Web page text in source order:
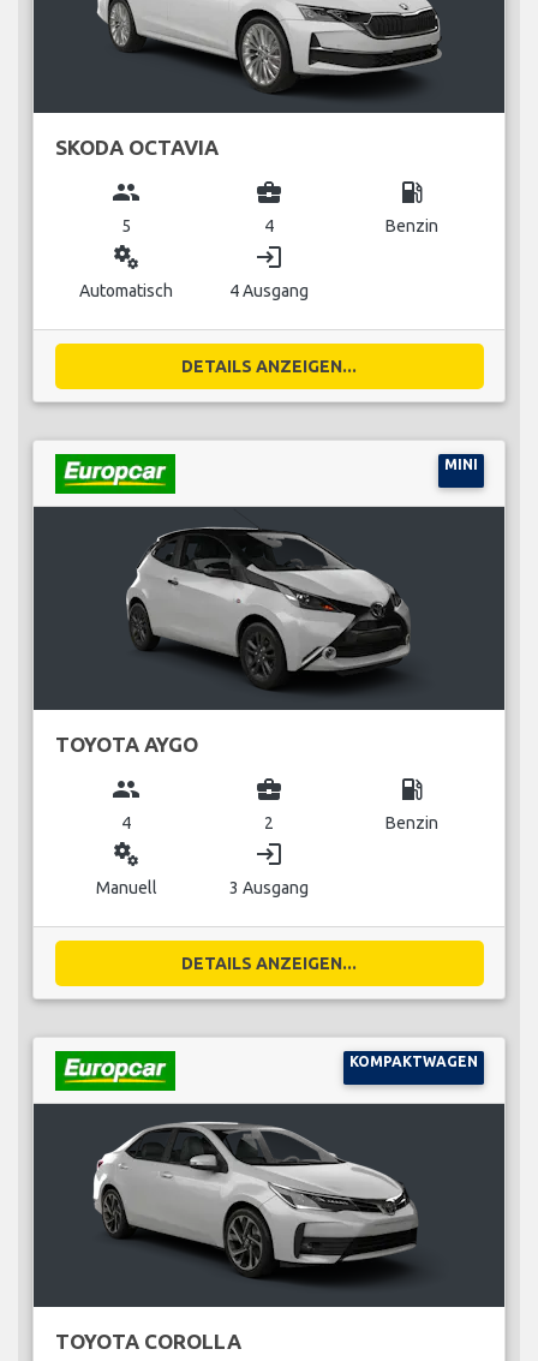
SKODA OCTAVIA
group
5
business_center
4
local_gas_station
Benzin
miscellaneous_services
Automatisch
login
4 Ausgang
DETAILS ANZEIGEN...
MINI
TOYOTA AYGO
group
4
business_center
2
local_gas_station
Benzin
miscellaneous_services
Manuell
login
3 Ausgang
DETAILS ANZEIGEN...
KOMPAKTWAGEN
TOYOTA COROLLA